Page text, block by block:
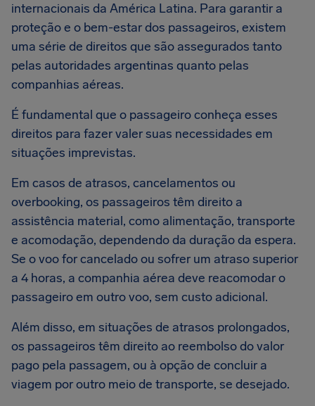
internacionais da América Latina. Para garantir a
proteção e o bem-estar dos passageiros, existem
uma série de direitos que são assegurados tanto
pelas autoridades argentinas quanto pelas
companhias aéreas.
É fundamental que o passageiro conheça esses
direitos para fazer valer suas necessidades em
situações imprevistas.
Em casos de atrasos, cancelamentos ou
overbooking, os passageiros têm direito a
assistência material, como alimentação, transporte
e acomodação, dependendo da duração da espera.
Se o voo for cancelado ou sofrer um atraso superior
a 4 horas, a companhia aérea deve reacomodar o
passageiro em outro voo, sem custo adicional.
Além disso, em situações de atrasos prolongados,
os passageiros têm direito ao reembolso do valor
pago pela passagem, ou à opção de concluir a
viagem por outro meio de transporte, se desejado.